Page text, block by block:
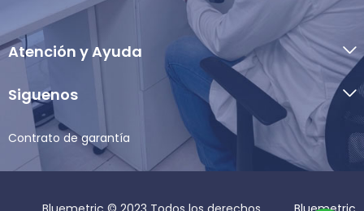
Atención y Ayuda
Siguenos
Contrato de garantía